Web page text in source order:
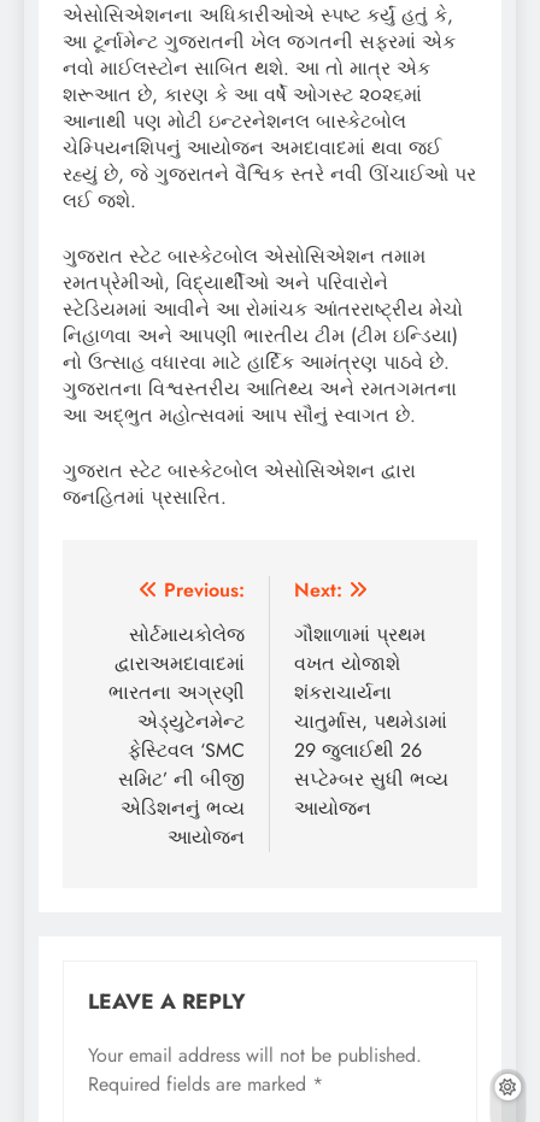
એસોસિએશનના અધિકારીઓએ સ્પષ્ટ કર્યું હતું કે,
આ ટૂર્નામેન્ટ ગુજરાતની ખેલ જગતની સફરમાં એક
નવો માઈલસ્ટોન સાબિત થશે. આ તો માત્ર એક
શરૂઆત છે, કારણ કે આ વર્ષે ઓગસ્ટ ૨૦૨૬માં
આનાથી પણ મોટી ઇન્ટરનેશનલ બાસ્કેટબોલ
ચેમ્પિયનશિપનું આયોજન અમદાવાદમાં થવા જઈ
રહ્યું છે, જે ગુજરાતને વૈશ્વિક સ્તરે નવી ઊંચાઈઓ પર
લઈ જશે.
ગુજરાત સ્ટેટ બાસ્કેટબોલ એસોસિએશન તમામ
રમતપ્રેમીઓ, વિદ્યાર્થીઓ અને પરિવારોને
સ્ટેડિયમમાં આવીને આ રોમાંચક આંતરરાષ્ટ્રીય મેચો
નિહાળવા અને આપણી ભારતીય ટીમ (ટીમ ઇન્ડિયા)
નો ઉત્સાહ વધારવા માટે હાર્દિક આમંત્રણ પાઠવે છે.
ગુજરાતના વિશ્વસ્તરીય આતિથ્ય અને રમતગમતના
આ અદ્ભુત મહોત્સવમાં આપ સૌનું સ્વાગત છે.
ગુજરાત સ્ટેટ બાસ્કેટબોલ એસોસિએશન દ્વારા
જનહિતમાં પ્રસારિત.
Post
navigation
Previous:
સોર્ટમાયકોલેજ
દ્વારાઅમદાવાદમાં
ભારતના અગ્રણી
એડ્યુટેનમેન્ટ
ફેસ્ટિવલ ‘SMC
સમિટ’ ની બીજી
એડિશનનું ભવ્ય
આયોજન
Next:
ગૌશાળામાં પ્રથમ
વખત યોજાશે
શંકરાચાર્યના
ચાતુર્માસ, પથમેડામાં
29 જુલાઈથી 26
સપ્ટેમ્બર સુધી ભવ્ય
આયોજન
LEAVE A REPLY
Your email address will not be published.
Required fields are marked *